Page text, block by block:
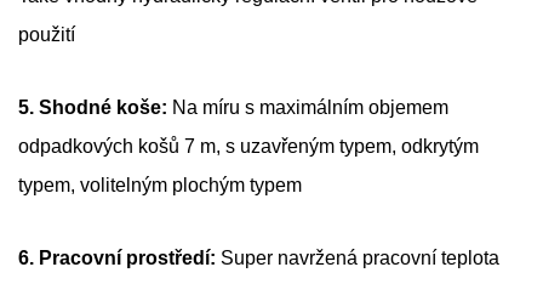
použití
5. Shodné koše: Na míru s maximálním objemem
odpadkových košů 7 m, s uzavřeným typem, odkrytým
typem, volitelným plochým typem
6. Pracovní prostředí: Super navržená pracovní teplota